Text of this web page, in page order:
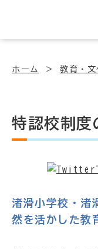
ホーム 教育・文
特認校制度
渚滑小学校・渚
然を活かした教